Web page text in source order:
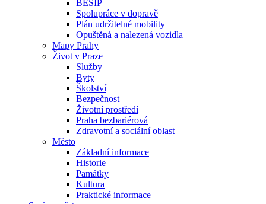
BESIP
Spolupráce v dopravě
Plán udržitelné mobility
Opuštěná a nalezená vozidla
Mapy Prahy
Život v Praze
Služby
Byty
Školství
Bezpečnost
Životní prostředí
Praha bezbariérová
Zdravotní a sociální oblast
Město
Základní informace
Historie
Památky
Kultura
Praktické informace